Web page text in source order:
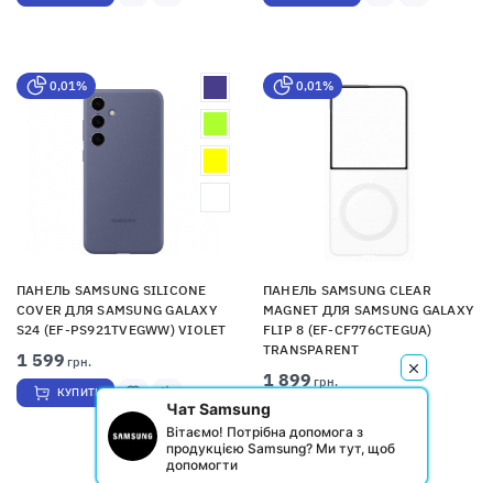
0,01%
ПАНЕЛЬ SAMSUNG SILICONE
COVER ДЛЯ SAMSUNG GALAXY
S24 (EF-PS921TVEGWW) VIOLET
1 599 грн.
КУПИТИ
0,01%
ПАНЕЛЬ SAMSUNG CLEAR
MAGNET ДЛЯ SAMSUNG GALAXY
FLIP 8 (EF-CF776CTEGUA)
TRANSPARENT
1 899грн.
Чат Samsung
Вітаємо! Потрібна допомога з
продукцією Samsung? Ми тут, щоб
допомогти